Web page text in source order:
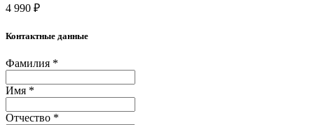
4 990 ₽
Контактные данные
Фамилия *
Имя *
Отчество *